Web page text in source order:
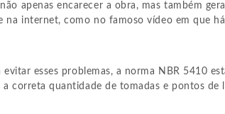
apenas encarecer a obra, mas também
na internet, como no famoso vídeo em que
evitar esses problemas, a norma NBR 5410
correta quantidade de tomadas e pontos de